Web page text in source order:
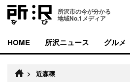
所沢市の今が分かる
地域No.1メディア
HOME 所沢ニュース グルメ
> 近森穣